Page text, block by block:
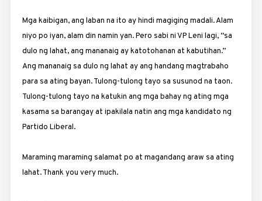
Mga kaibigan, ang laban na ito ay hindi magiging madali. Alam
niyo po iyan, alam din namin yan. Pero sabi ni VP Leni lagi, “sa
dulo ng lahat, ang mananaig ay katotohanan at kabutihan.”
Ang mananaig sa dulo ng lahat ay ang handang magtrabaho
para sa ating bayan. Tulong-tulong tayo sa susunod na taon.
Tulong-tulong tayo na katukin ang mga bahay ng ating mga
kasama sa barangay at ipakilala natin ang mga kandidato ng
Partido Liberal.
Maraming maraming salamat po at magandang araw sa ating
lahat. Thank you very much.